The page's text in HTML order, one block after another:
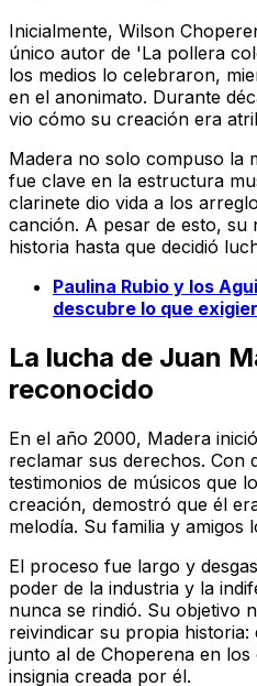
Inicialmente, Wilson
único autor de 'La pollera
los medios lo celebraron,
en el anonimato. Durante
vio cómo su creación era
Madera no solo compuso la
fue clave en la estructura
clarinete dio vida a los
canción. A pesar de esto,
historia hasta que decidió
Paulina Rubio y los
descubre lo que
La lucha de Juan
reconocido
En el año 2000, Madera
reclamar sus derechos. Con
testimonios de músicos que
creación, demostró que él
melodía. Su familia y amigos
El proceso fue largo y
poder de la industria y la
nunca se rindió. Su objetivo
reivindicar su propia
junto al de Choperena en
insignia creada por él.